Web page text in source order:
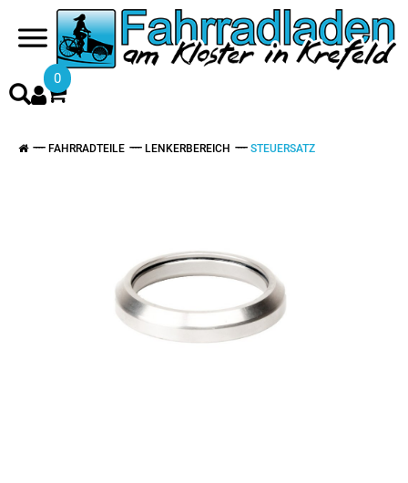
0
FAHRRADTEILE LENKERBEREICH STEUERSATZ